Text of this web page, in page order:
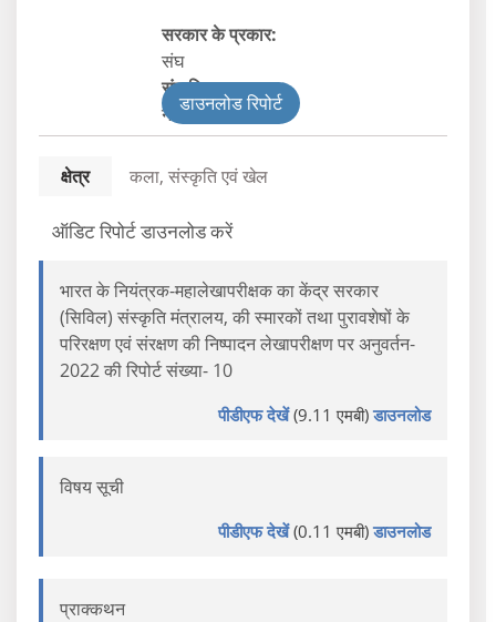
सरकार के प्रकार:
संघ
संघ विभाग
नागरिक
डाउनलोड रिपोर्ट
क्षेत्र कला, संस्कृति एवं खेल
ऑडिट रिपोर्ट डाउनलोड करें
भारत के नियंत्रक-महालेखापरीक्षक का केंद्र सरकार
(सिविल) संस्कृति मंत्रालय, की स्मारकों तथा पुरावशेषों के
परिरक्षण एवं संरक्षण की निष्पादन लेखापरीक्षण पर अनुवर्तन-
2022 की रिपोर्ट संख्या- 10
पीडीएफ देखें(9.11 एमबी)डाउनलोड
विषय सूची
पीडीएफ देखें(0.11 एमबी)डाउनलोड
प्राक्कथन